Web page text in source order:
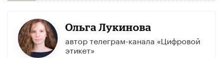
Ольга Лукинова
автор телеграм-канала «Цифровой
этикет»